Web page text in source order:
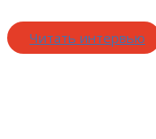
Читать интервью